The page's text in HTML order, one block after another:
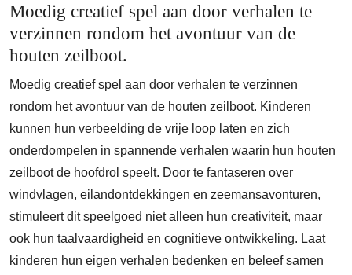
Moedig creatief spel aan door verhalen te
verzinnen rondom het avontuur van de
houten zeilboot.
Moedig creatief spel aan door verhalen te verzinnen
rondom het avontuur van de houten zeilboot. Kinderen
kunnen hun verbeelding de vrije loop laten en zich
onderdompelen in spannende verhalen waarin hun houten
zeilboot de hoofdrol speelt. Door te fantaseren over
windvlagen, eilandontdekkingen en zeemansavonturen,
stimuleert dit speelgoed niet alleen hun creativiteit, maar
ook hun taalvaardigheid en cognitieve ontwikkeling. Laat
kinderen hun eigen verhalen bedenken en beleef samen